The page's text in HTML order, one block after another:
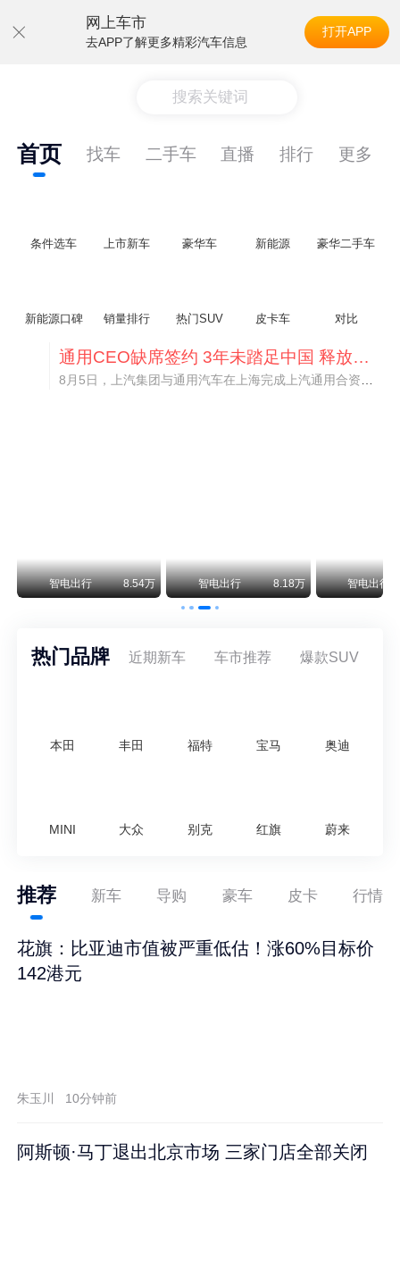
网上车市
去APP了解更多精彩汽车信息
打开APP
搜索关键词
首页 找车 二手车 直播 排行 更多
条件选车 上市新车 豪华车 新能源 豪华二手车
新能源口碑 销量排行 热门SUV 皮卡车 对比
通用CEO缺席签约 3年未踏足中国 释放反常信号
智电出行 8.54万 智电出行 8.18万 智电出行
热门品牌 近期新车 车市推荐 爆款SUV
本田 丰田 福特 宝马 奥迪
MINI 大众 别克 红旗 蔚来
推荐 新车 导购 豪车 皮卡 行情
花旗：比亚迪市值被严重低估！涨60%目标价
142港元
朱玉川 10分钟前
阿斯顿·马丁退出北京市场 三家门店全部关闭